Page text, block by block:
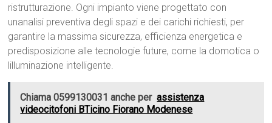
ristrutturazione. Ogni impianto viene progettato con
unanalisi preventiva degli spazi e dei carichi richiesti, per
garantire la massima sicurezza, efficienza energetica e
predisposizione alle tecnologie future, come la domotica o
lilluminazione intelligente.
Chiama 0599130031 anche per assistenza
videocitofoni BTicino Fiorano Modenese